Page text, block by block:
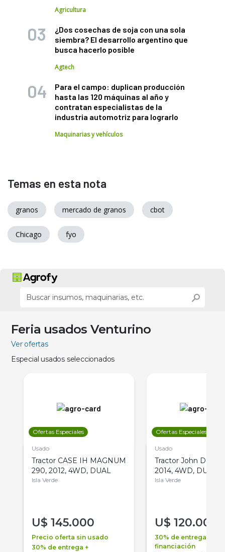
Agricultura
¿Dos cosechas de soja con una sola
siembra? El desarrollo argentino que
busca hacerlo posible
Agtech
Para el campo: duplican producción
hasta las 120 máquinas al año y
contratan especialistas de la
industria automotriz para lograrlo
Maquinarias y vehículos
Temas en esta nota
granos mercado de granos cbot
Chicago fyo
Feria usados Venturino
Ver ofertas
Especial usados seleccionados
Ofertas Especiales
Usado
Tractor CASE IH MAGNUM
290, 2012, 4WD, DUAL
Isla Verde
U$ 145.000
Precio oferta sin usado
30% de entrega +
Ofertas Especiales
Usado
Tractor John Deere
2014, 4WD, DUAL
Isla Verde
U$ 120.000
30% de entrega +
financiación